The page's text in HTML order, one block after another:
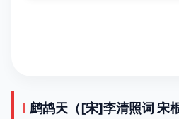
鹧鸪天（[宋]李清照词 宋